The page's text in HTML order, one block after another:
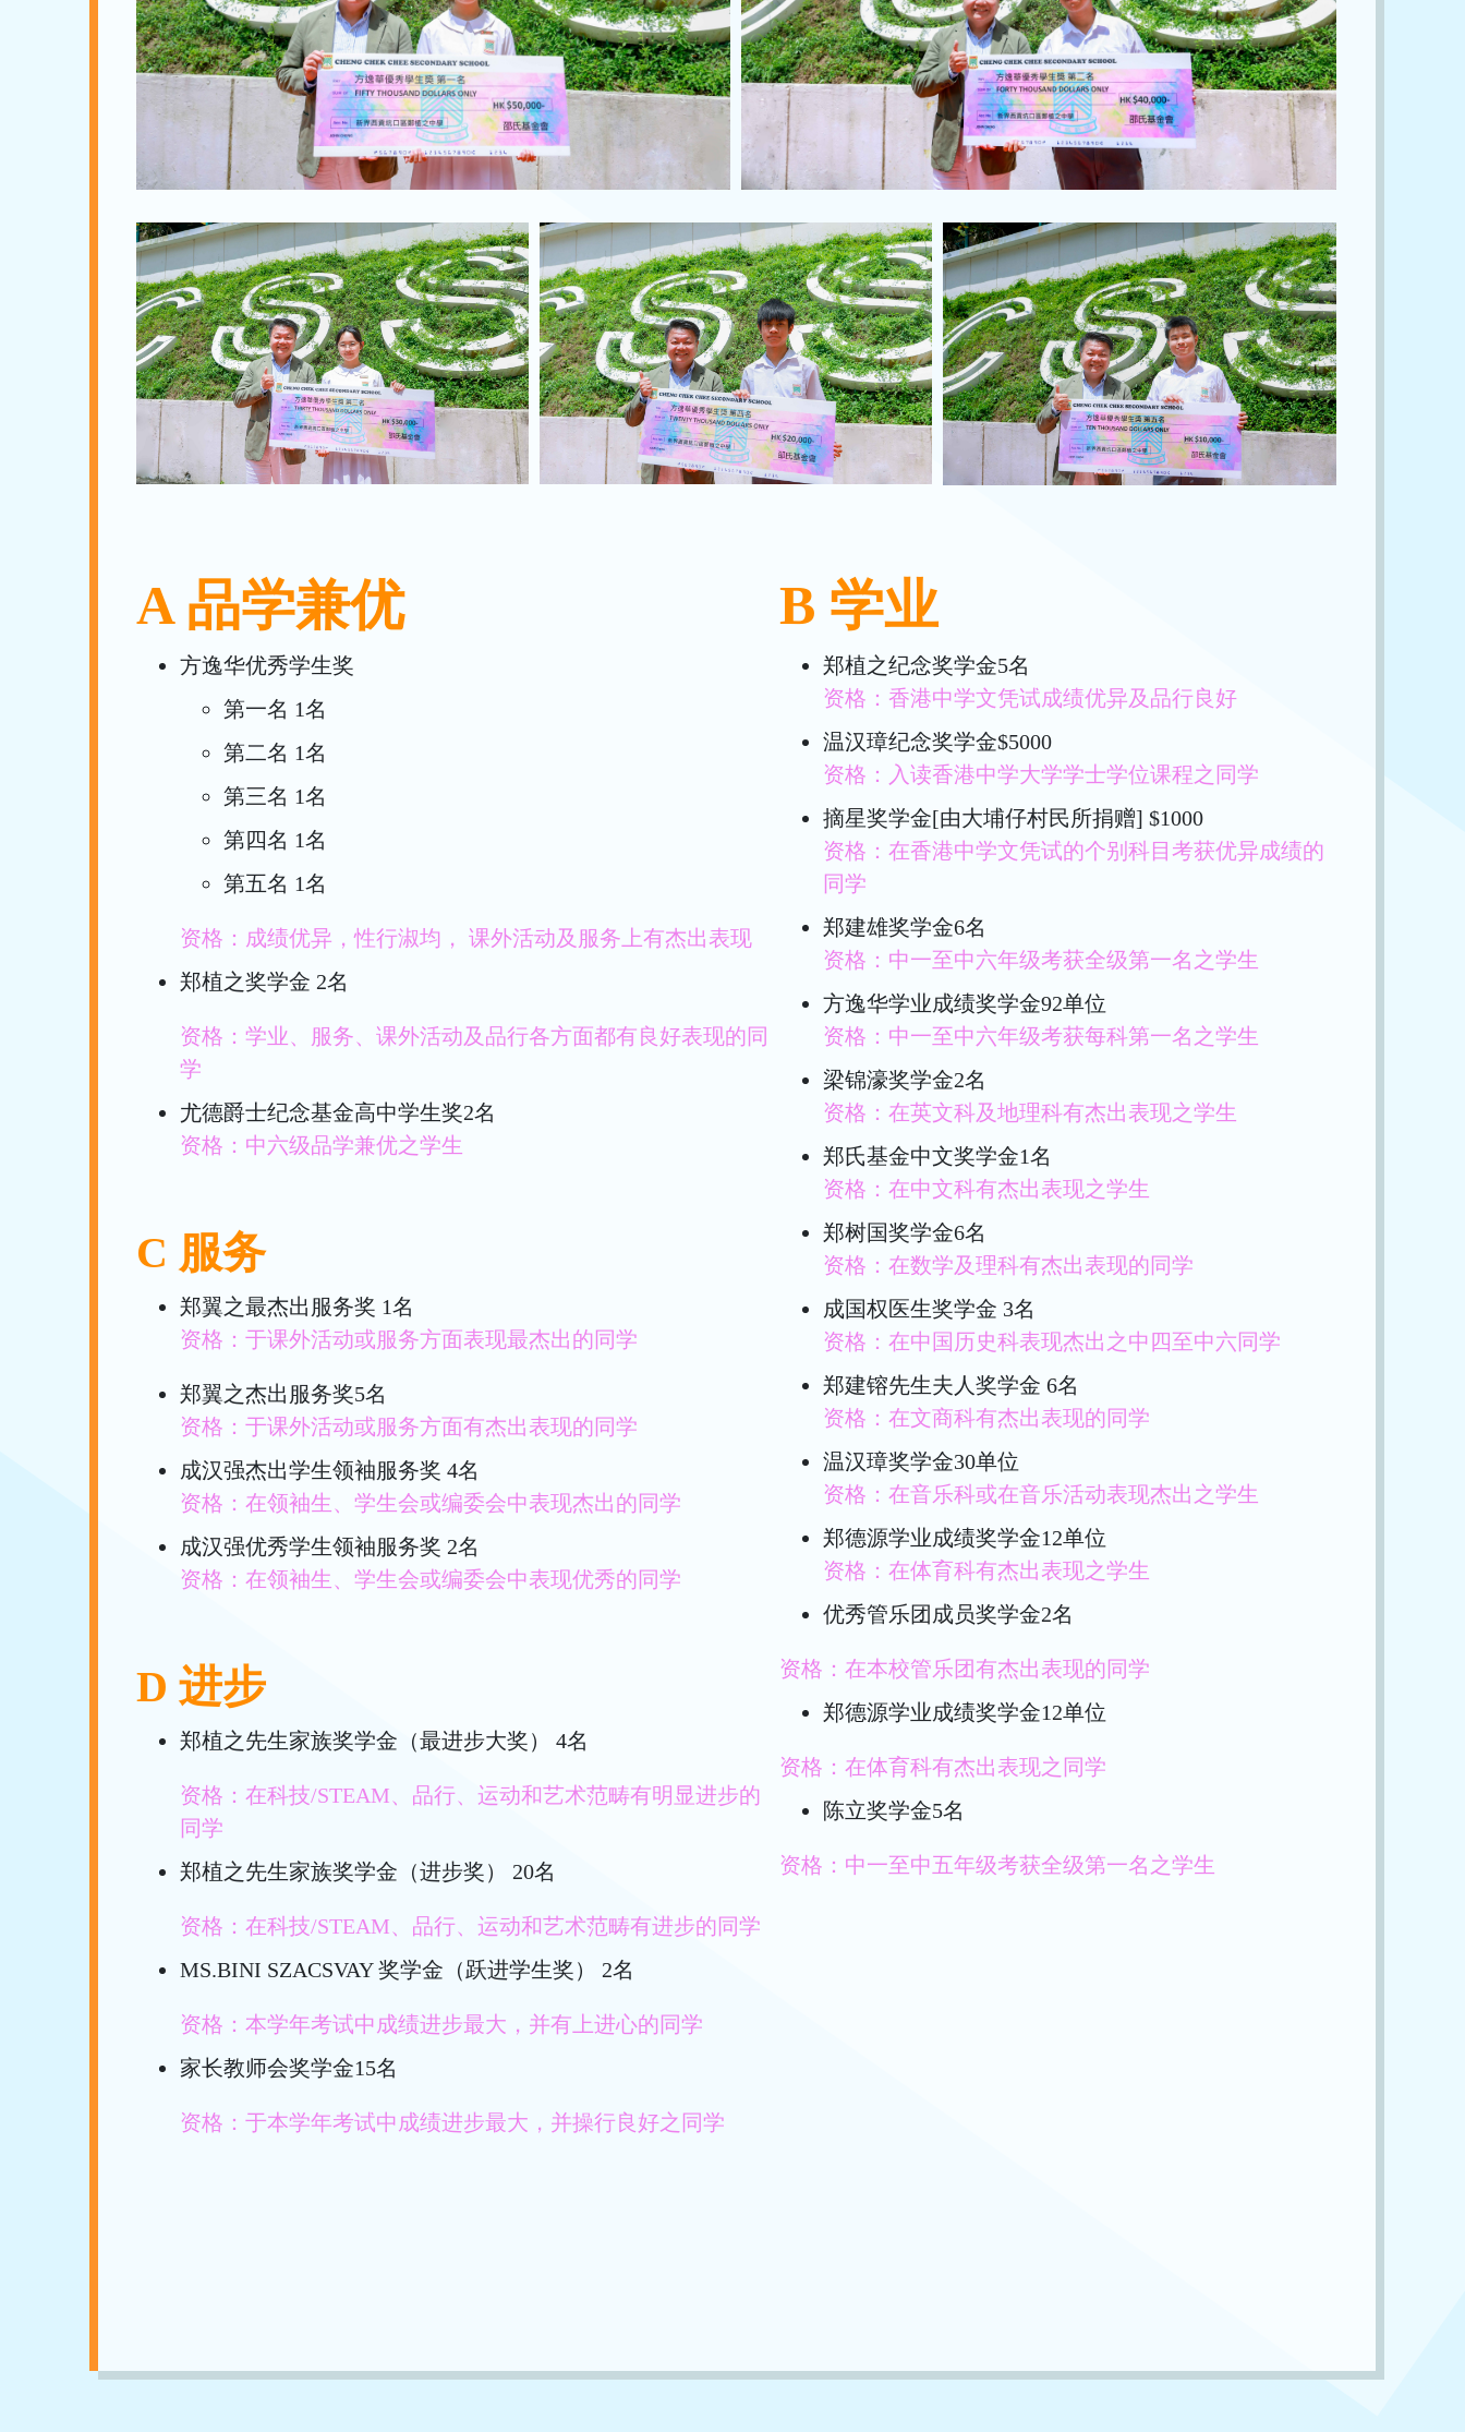
A 品学兼优
方逸华优秀学生奖
第一名 1名
第二名 1名
第三名 1名
第四名 1名
第五名 1名
资格：成绩优异，性行淑均， 课外活动及服务上有杰出表现
郑植之奖学金 2名
资格：学业、服务、课外活动及品行各方面都有良好表现的同
学
尤德爵士纪念基金高中学生奖2名
资格：中六级品学兼优之学生
C 服务
郑翼之最杰出服务奖 1名
资格：于课外活动或服务方面表现最杰出的同学
郑翼之杰出服务奖5名
资格：于课外活动或服务方面有杰出表现的同学
成汉强杰出学生领袖服务奖 4名
资格：在领袖生、学生会或编委会中表现杰出的同学
成汉强优秀学生领袖服务奖 2名
资格：在领袖生、学生会或编委会中表现优秀的同学
D 进步
郑植之先生家族奖学金（最进步大奖） 4名
资格：在科技/STEAM、品行、运动和艺术范畴有明显进步的
同学
郑植之先生家族奖学金（进步奖） 20名
资格：在科技/STEAM、品行、运动和艺术范畴有进步的同学
MS.BINI SZACSVAY 奖学金（跃进学生奖） 2名
资格：本学年考试中成绩进步最大，并有上进心的同学
家长教师会奖学金15名
资格：于本学年考试中成绩进步最大，并操行良好之同学
B 学业
郑植之纪念奖学金5名
资格：香港中学文凭试成绩优异及品行良好
温汉璋纪念奖学金$5000
资格：入读香港中学大学学士学位课程之同学
摘星奖学金[由大埔仔村民所捐赠] $1000
资格：在香港中学文凭试的个别科目考获优异成绩的
同学
郑建雄奖学金6名
资格：中一至中六年级考获全级第一名之学生
方逸华学业成绩奖学金92单位
资格：中一至中六年级考获每科第一名之学生
梁锦濠奖学金2名
资格：在英文科及地理科有杰出表现之学生
郑氏基金中文奖学金1名
资格：在中文科有杰出表现之学生
郑树国奖学金6名
资格：在数学及理科有杰出表现的同学
成国权医生奖学金 3名
资格：在中国历史科表现杰出之中四至中六同学
郑建镕先生夫人奖学金 6名
资格：在文商科有杰出表现的同学
温汉璋奖学金30单位
资格：在音乐科或在音乐活动表现杰出之学生
郑德源学业成绩奖学金12单位
资格：在体育科有杰出表现之学生
优秀管乐团成员奖学金2名
资格：在本校管乐团有杰出表现的同学
郑德源学业成绩奖学金12单位
资格：在体育科有杰出表现之同学
陈立奖学金5名
资格：中一至中五年级考获全级第一名之学生